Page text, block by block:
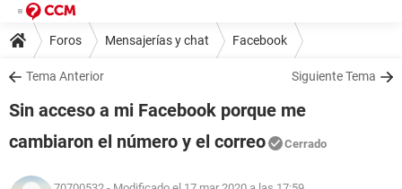
Foros Mensajerías y chat Facebook
Tema Anterior Siguiente Tema
Sin acceso a mi Facebook porque me
cambiaron el número y el correo
Cerrado